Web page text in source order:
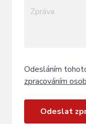
Odesláním
zpracováním
Odeslat